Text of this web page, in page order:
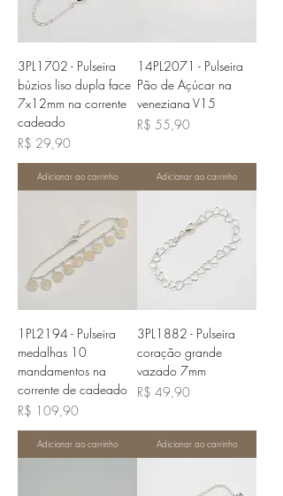
3PL1702 - Pulseira
búzios liso dupla face
7x12mm na corrente
cadeado
Preço
R$ 29,90
Adicionar ao carrinho
14PL2071 - Pulseira
Pão de Açúcar na
veneziana V15
Preço
R$ 55,90
Adicionar ao carrinho
1PL2194 - Pulseira
medalhas 10
mandamentos na
corrente de cadeado
Preço
R$ 109,90
Adicionar ao carrinho
3PL1882 - Pulseira
coração grande
vazado 7mm
Preço
R$ 49,90
Adicionar ao carrinho